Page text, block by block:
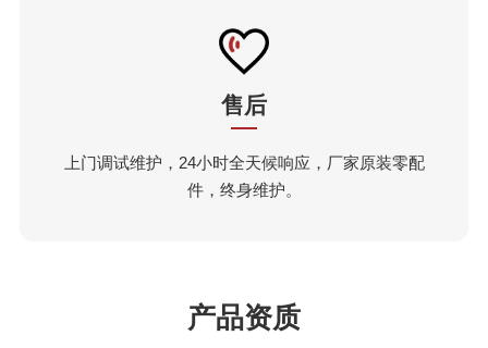
售后
上门调试维护，24小时全天候响应，厂家原装零配
件，终身维护。
产品资质